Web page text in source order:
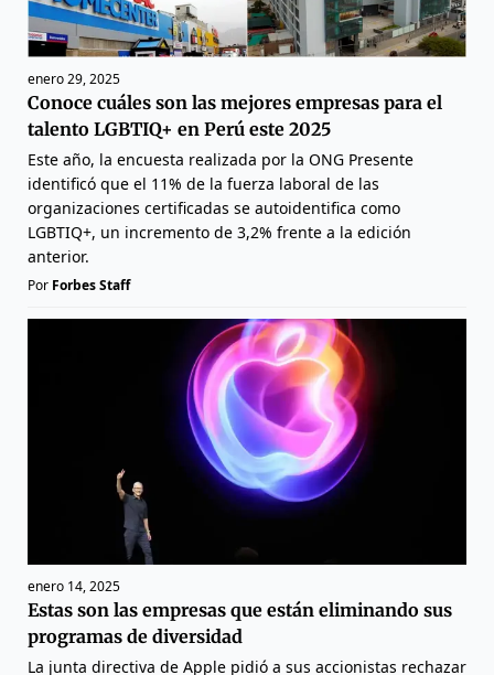
enero 29, 2025
Conoce cuáles son las mejores empresas para el
talento LGBTIQ+ en Perú este 2025
Este año, la encuesta realizada por la ONG Presente
identificó que el 11% de la fuerza laboral de las
organizaciones certificadas se autoidentifica como
LGBTIQ+, un incremento de 3,2% frente a la edición
anterior.
Por Forbes Staff
enero 14, 2025
Estas son las empresas que están eliminando sus
programas de diversidad
La junta directiva de Apple pidió a sus accionistas rechazar